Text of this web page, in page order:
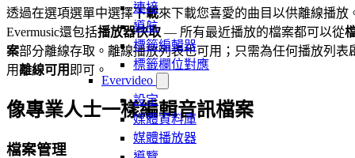
連接
導航
標籤編輯器
標籤欄位對應
Evervideo
設定
媒體資料庫
媒體播放器
透過在選項選單中選擇下載來下載您喜愛的曲目以供離線播放
Evermusic還包括播放器快取 — 所有最近播放的檔案都可以從
案部分離線存取。離線播放列表也可用；只需為任何播放列表
用離線可用 即可。
像專業人士一樣編輯音訊檔案
檔案管理